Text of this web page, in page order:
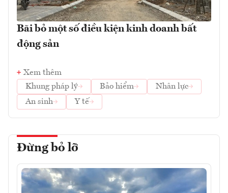
Bãi bỏ một số điều kiện kinh doanh bất
động sản
Xem thêm
Khung pháp lý
Bảo hiểm
Nhân lực
An sinh
Y tế
Đừng bỏ lỡ